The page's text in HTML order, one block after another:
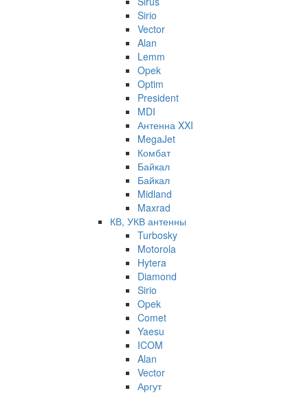
Sirio
Vector
Alan
Lemm
Opek
Optim
President
MDI
Антенна XXI
MegaJet
Комбат
Байкал
Байкал
Midland
Maxrad
КВ, УКВ антенны
Turbosky
Motorola
Hytera
Diamond
Sirio
Opek
Comet
Yaesu
ICOM
Alan
Vector
Аргут